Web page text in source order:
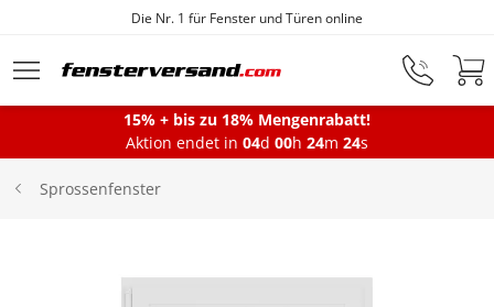
Zum Hauptinhalt springen
Die Nr. 1 für Fenster und Türen online
Montageservice
15% + bis zu 18% Mengenrabatt!
Aktion endet in 04d 00h 24m 24s
Sprossenfenster